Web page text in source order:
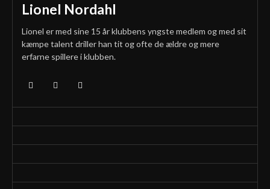
Lionel Nordahl
Lionel er med sine 15 år klubbens yngste medlem og med sit
kæmpe talent driller han tit og ofte de ældre og mere
erfarne spillere i klubben.